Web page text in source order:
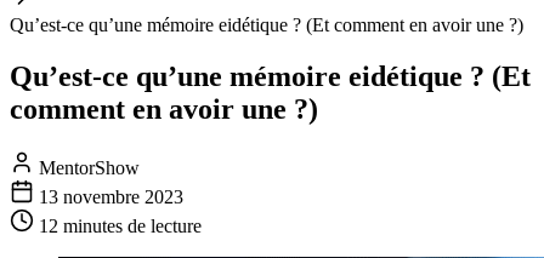
Qu’est-ce qu’une mémoire eidétique ? (Et comment en avoir une ?)
Qu’est-ce qu’une mémoire eidétique ? (Et
comment en avoir une ?)
MentorShow
13 novembre 2023
12 minutes de lecture